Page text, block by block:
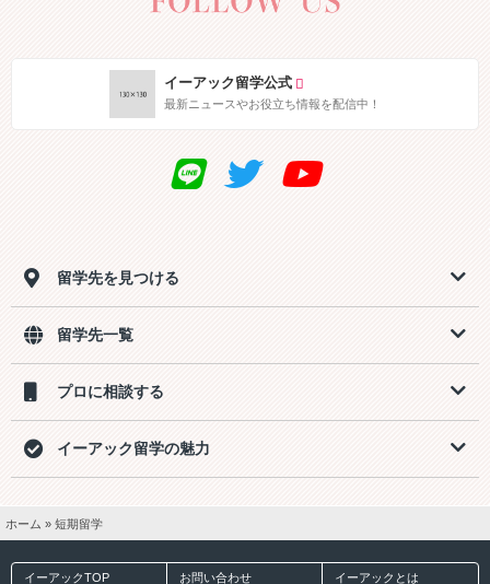
イーアック留学公式
最新ニュースやお役立ち情報を配信中！
留学先を見つける
留学先一覧
プロに相談する
イーアック留学の魅力
ホーム » 短期留学
イーアックTOP お問い合わせ イーアックとは